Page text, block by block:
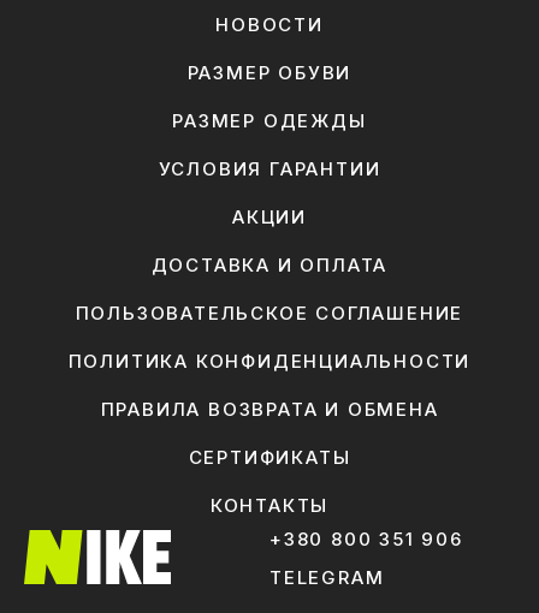
НОВОСТИ
РАЗМЕР ОБУВИ
РАЗМЕР ОДЕЖДЫ
УСЛОВИЯ ГАРАНТИИ
АКЦИИ
ДОСТАВКА И ОПЛАТА
ПОЛЬЗОВАТЕЛЬСКОЕ СОГЛАШЕНИЕ
ПОЛИТИКА КОНФИДЕНЦИАЛЬНОСТИ
ПРАВИЛА ВОЗВРАТА И ОБМЕНА
СЕРТИФИКАТЫ
КОНТАКТЫ
+380 800 351 906
TELEGRAM